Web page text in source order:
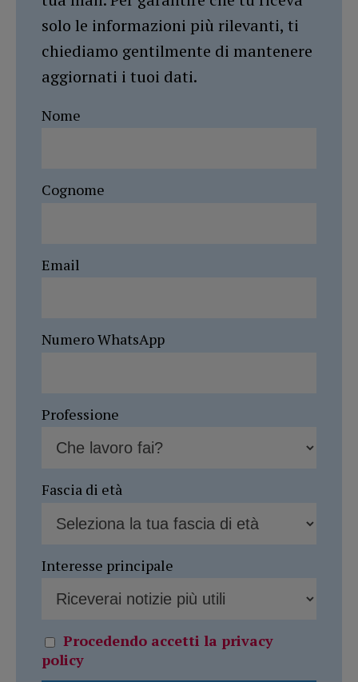
solo le informazioni più rilevanti, ti
chiediamo gentilmente di mantenere
aggiornati i tuoi dati.
Nome
Cognome
Email
Numero WhatsApp
Professione
Fascia di età
Interesse principale
Procedendo accetti la privacy
policy